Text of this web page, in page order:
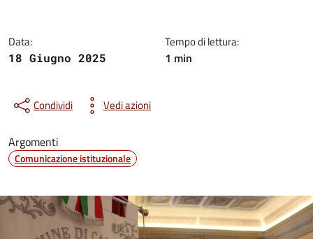
Data:
18 Giugno 2025
Tempo di lettura:
1 min
Condividi Vedi azioni
Argomenti
Comunicazione istituzionale